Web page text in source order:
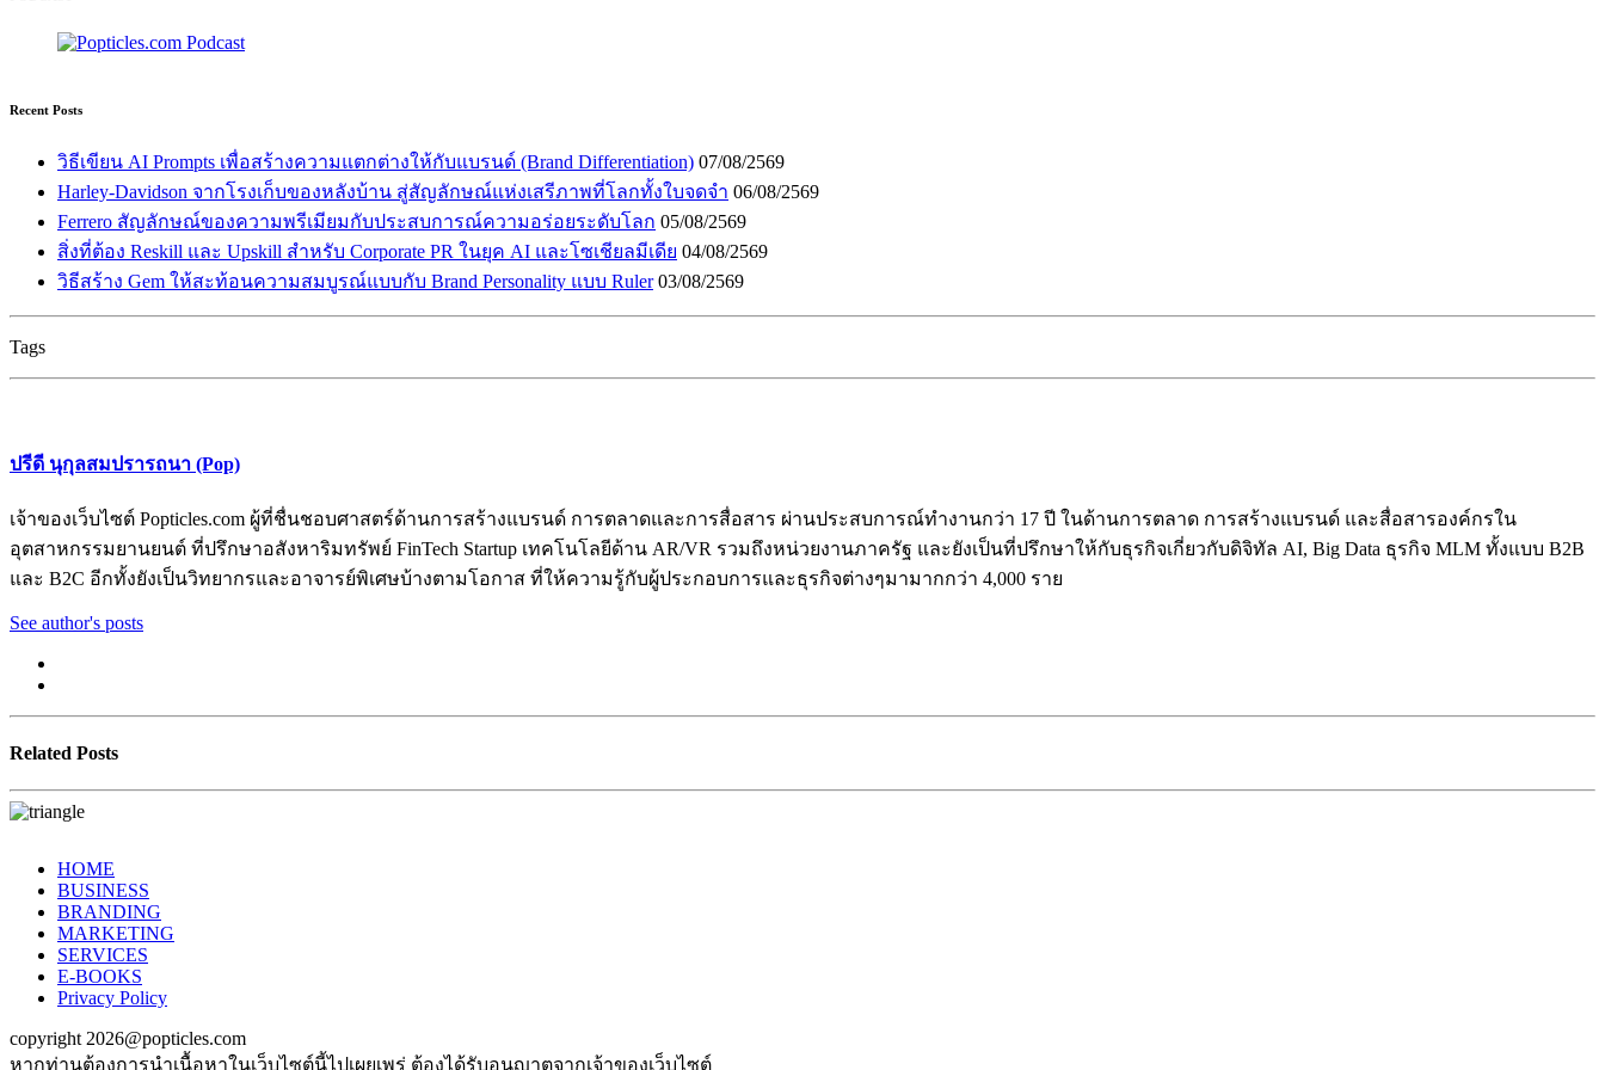
Recent Posts
วิธีเขียน AI Prompts เพื่อสร้างความแตกต่างให้กับแบรนด์ (Brand Differentiation) 07/08/2569
Harley-Davidson จากโรงเก็บของหลังบ้าน สู่สัญลักษณ์แห่งเสรีภาพที่โลกทั้งใบจดจำ 06/08/2569
Ferrero สัญลักษณ์ของความพรีเมียมกับประสบการณ์ความอร่อยระดับโลก 05/08/2569
สิ่งที่ต้อง Reskill และ Upskill สำหรับ Corporate PR ในยุค AI และโซเชียลมีเดีย 04/08/2569
วิธีสร้าง Gem ให้สะท้อนความสมบูรณ์แบบกับ Brand Personality แบบ Ruler 03/08/2569
Tags
ปรีดี นุกุลสมปรารถนา (Pop)
เจ้าของเว็บไซต์ Popticles.com ผู้ที่ชื่นชอบศาสตร์ด้านการสร้างแบรนด์ การตลาดและการสื่อสาร ผ่านประสบการณ์ทำงานกว่า 17 ปี ในด้านการตลาด การสร้างแบรนด์ และสื่อสารองค์กรใน
อุตสาหกรรมยานยนต์ ที่ปรึกษาอสังหาริมทรัพย์ FinTech Startup เทคโนโลยีด้าน AR/VR รวมถึงหน่วยงานภาครัฐ และยังเป็นที่ปรึกษาให้กับธุรกิจเกี่ยวกับดิจิทัล AI, Big Data ธุรกิจ MLM ทั้งแบบ B2B
และ B2C อีกทั้งยังเป็นวิทยากรและอาจารย์พิเศษบ้างตามโอกาส ที่ให้ความรู้กับผู้ประกอบการและธุรกิจต่างๆมามากกว่า 4,000 ราย
See author's posts
Related Posts
HOME
BUSINESS
BRANDING
MARKETING
SERVICES
E-BOOKS
Privacy Policy
copyright 2026@popticles.com
หากท่านต้องการนำเนื้อหาในเว็บไซต์นี้ไปเผยเพร่ ต้องได้รับอนุญาตจากเจ้าของเว็บไซต์